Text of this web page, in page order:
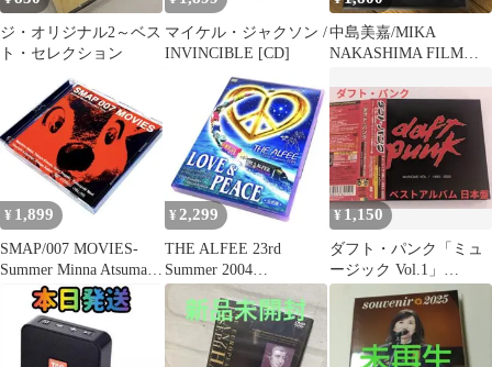
ジ・オリジナル2～ベス
ト・セレクション
マイケル・ジャクソン /
INVINCIBLE [CD]
中島美嘉/MIKA
NAKASHIMA FILM
¥ 1,899
SMAP/007 MOVIES-
Summer Minna Atsumare
¥ 2,299
THE ALFEE 23rd
Summer 2004
LOVE&PEACE
¥1,150
ダフト・パンク「ミュ
ージック Vol.1」
CD+DVD 日本盤 帯付